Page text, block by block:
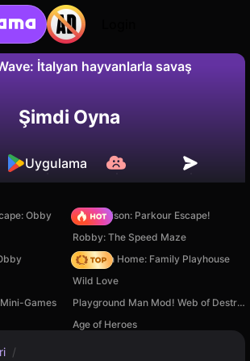
İtalyan hayvanlarla savaş
kaydet! Hayır
Şimdi Oyna
Uygulama
Obby
Barry Prison: Parkour Escape!
Robby: The Speed Maze
My Town Home: Family Playhouse
Wild Love
Games
Playground Man Mod! Web of Destruction!
Age of Heroes
/